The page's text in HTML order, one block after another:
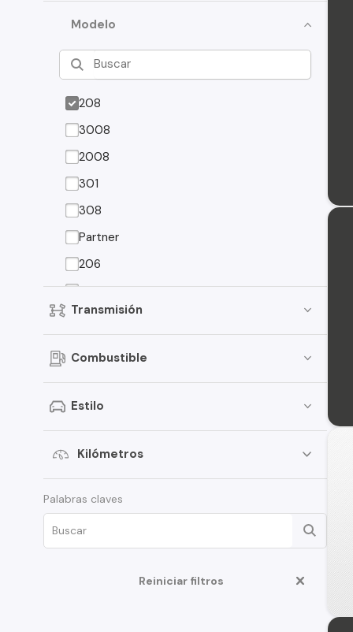
Modelo
208
3008
2008
301
308
Partner
206
307
207
306
508
Expert
Traveller
406
Transmisión
Combustible
Estilo
Kilómetros
Palabras claves
Reiniciar filtros